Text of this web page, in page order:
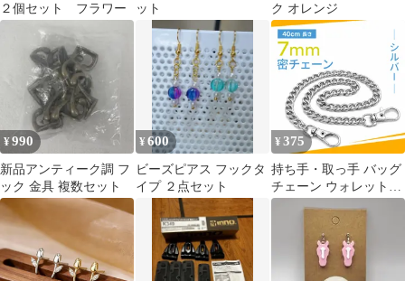
２個セット フラワー
ット
ク オレンジ
¥990
新品アンティーク調 フ
ック 金具 複数セット
¥600
ビーズピアス フックタ
イプ ２点セット
¥ 375
持ち手・取っ手 バッグ
チェーン ウォレットチ
ェーン アクセサリ用チ
ェーン 回転式フック付
き 斜めがけバッグ用 約
40cm （シルバー）